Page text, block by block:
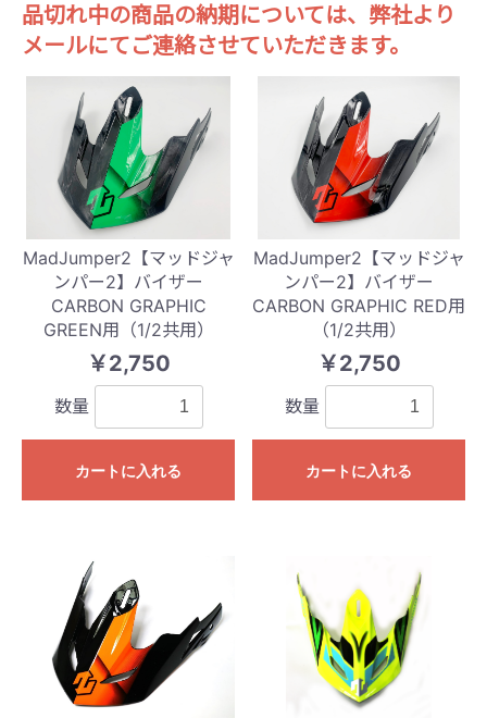
品切れ中の商品の納期については、弊社より
メールにてご連絡させていただきます。
MadJumper2【マッドジャ
ンパー2】バイザー
CARBON GRAPHIC
GREEN用（1/2共用）
￥2,750
数量
カートに入れる
MadJumper2【マッドジャ
ンパー2】バイザー
CARBON GRAPHIC RED用
（1/2共用）
￥2,750
数量
カートに入れる